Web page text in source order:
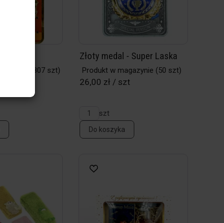
(807 szt)
Złoty medal - Super Laska
Produkt w magazynie (50 szt)
26,00 zł / szt
szt
Do koszyka